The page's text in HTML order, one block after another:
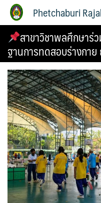
Phetchaburi
สาขาวิชาพลศึกษาร่
ฐานการทดสอบร่างกา